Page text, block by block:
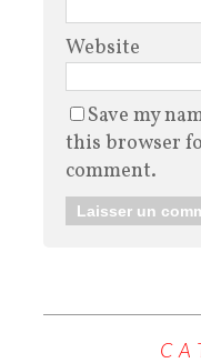
Website
Save my
this browser
comment.